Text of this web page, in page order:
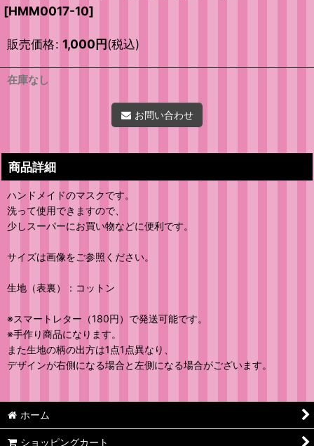
[HMM0017-10]
販売価格: 1,000円(税込)
在庫なし
お問い合わせ
商品詳細
ハンドメイドのマスクです。
洗って使用できますので、
少しスーパーにお買い物などに便利です。
サイズは画像をご参照ください。
生地（表裏）：コットン
※スマートレター（180円）で発送可能です。
※手作り商品になります。
また生地の柄の出方は1点1点異なり、
デザインが右側になる場合と左側になる場合がございます。
ホーム
ショッピングカート